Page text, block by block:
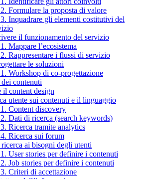
Formulare la proposta di valore
Inquadrare gli elementi costitutivi del
il funzionamento del servizio
Mappare l’ecosistema
Rappresentare i flussi di servizio
le soluzioni
Workshop di co-progettazione
contenuti
il content design
utente sui contenuti e il linguaggio
Content discovery
Dati di ricerca (search keywords)
Ricerca tramite analytics
Ricerca sui forum
ai bisogni degli utenti
User stories per definire i contenuti
Job stories per definire i contenuti
Criteri di accettazione